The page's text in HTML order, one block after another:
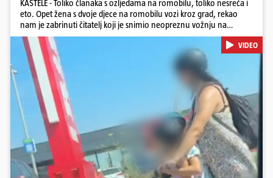
KAŠTELE - Toliko članaka s ozljedama na romobilu, toliko nesreća i
eto. Opet žena s dvoje djece na romobilu vozi kroz grad, rekao
nam je zabrinuti čitatelj koji je snimio neopreznu vožnju na
romobilu u četvrtak prijepodne kroz Kaštele. Podsjetimo, mjesec i
pol od smrti dječaka (14) u Metkoviću, pad s električnog romobila
odnio je još jedan mladi život. Unatoč naporima liječnika KBC-a
Zagreb, u ponedjeljak maloljetnik je podlegao ozljedama
zadobivenima u padu s romobila.
Pokretanje videa...
VIDEO